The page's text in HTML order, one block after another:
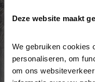
Deze website maakt
We gebruiken cookies
personaliseren, om
om ons
FUTEN